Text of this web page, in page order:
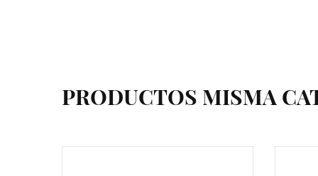
PRODUCTOS MISMA